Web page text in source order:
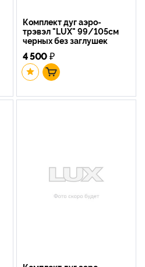
Комплект дуг аэро-
трэвэл "LUX" 99/105см
черных без заглушек
4 500₽